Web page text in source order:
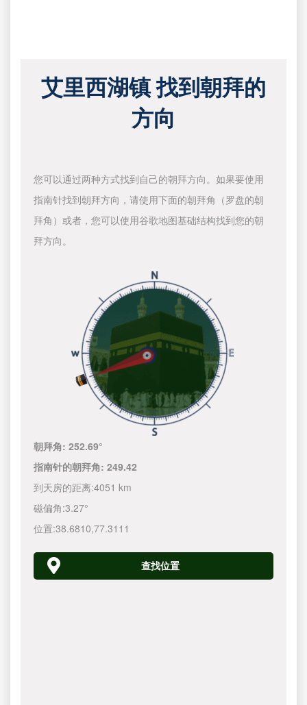
艾里西湖镇 找到朝拜的
方向
您可以通过两种方式找到自己的朝拜方向。如果要使用
指南针找到朝拜方向，请使用下面的朝拜角（罗盘的朝
拜角）或者，您可以使用谷歌地图基础结构找到您的朝
拜方向。
朝拜角:252.69°
指南针的朝拜角:249.42
到天房的距离:4051 km
磁偏角:3.27°
位置:38.6810,77.3111
查找位置